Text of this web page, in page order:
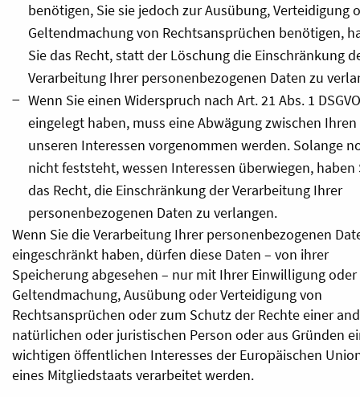
benötigen, Sie sie jedoch zur Ausübung, Verteidigung
Geltendmachung von Rechtsansprüchen benötigen,
Sie das Recht, statt der Löschung die Einschränkung
Verarbeitung Ihrer personenbezogenen Daten zu
Wenn Sie einen Widerspruch nach Art. 21 Abs. 1 DSGVO
eingelegt haben, muss eine Abwägung zwischen
unseren Interessen vorgenommen werden. Solange
nicht feststeht, wessen Interessen überwiegen, haben
das Recht, die Einschränkung der Verarbeitung Ihrer
personenbezogenen Daten zu verlangen.
Wenn Sie die Verarbeitung Ihrer personenbezogenen
eingeschränkt haben, dürfen diese Daten – von ihrer
Speicherung abgesehen – nur mit Ihrer Einwilligung oder
Geltendmachung, Ausübung oder Verteidigung von
Rechtsansprüchen oder zum Schutz der Rechte einer
natürlichen oder juristischen Person oder aus Gründen
wichtigen öffentlichen Interesses der Europäischen
eines Mitgliedstaats verarbeitet werden.